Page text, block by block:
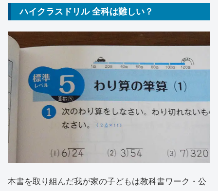
ハイクラスドリル 全科は難しい？
本書を取り組んだ我が家の子どもは教科書ワーク・公